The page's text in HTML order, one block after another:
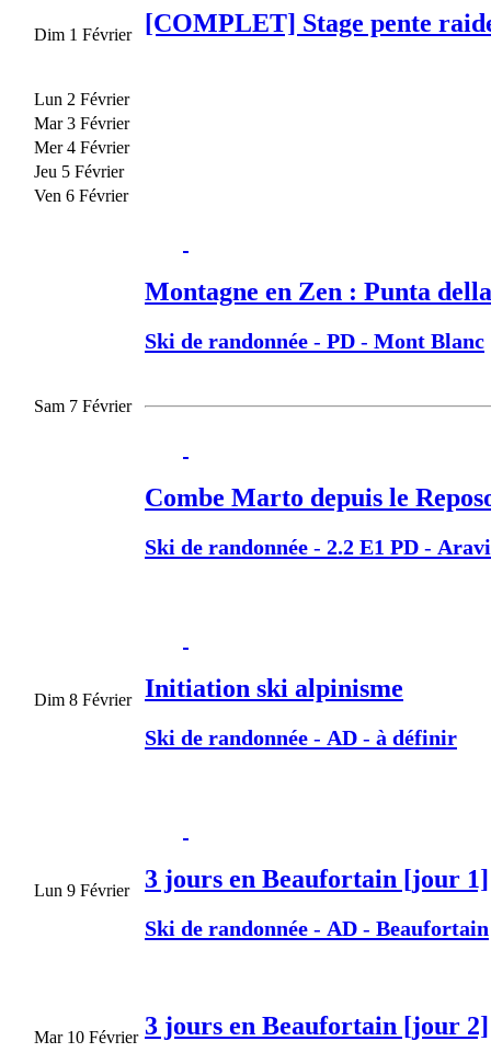
Dim 1 Février [COMPLET] Stage pente
Lun 2 Février
Mar 3 Février
Mer 4 Février
Jeu 5 Février
Ven 6 Février
Sam 7 Février
Montagne en Zen : Punta
Ski de randonnée - PD - Mont Blanc
Combe Marto depuis le
Ski de randonnée - 2.2 E1 PD -
Dim 8 Février Initiation ski alpinisme
Ski de randonnée - AD - à définir
Lun 9 Février 3 jours en Beaufortain [jour 1]
Ski de randonnée - AD - Beaufortain
Mar 10 Février 3 jours en Beaufortain [jour 2]